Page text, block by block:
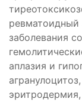
ревматоидный
заболевания
аплазия и